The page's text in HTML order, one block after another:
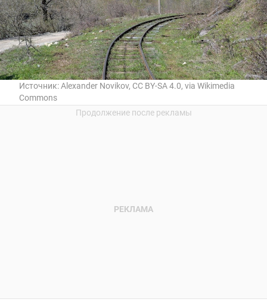
Источник:Alexander Novikov, CC BY-SA 4.0, via Wikimedia
Commons